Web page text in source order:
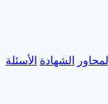
المحاور الشهادة الأسئلة